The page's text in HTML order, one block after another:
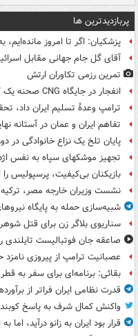
پربازدیدترین ها
پزشکیان: اگر تا امروز
آقای گل جام جهانی مقابل
تمرین رزمی تکاوران ارتش
انفجار در جایگاه CNG صحنه یک کشته و سه مصدوم برجا گذاشت
ترامپ وعدۀ تسلیم ایران داد،
تفاهم ایران و عمان در آستانه
پایان تلخ یک نزاع خانوادگی در
تجهیز موشکهای سپاه به نفس
بازیکنان بی‌کیفیت، پرسپولیس را
نشست وزیران خارجه مصر،
شبیه‌سازی حمله به پایگاه
سناریوی بلاگر زن برای قتل
صاعقه جان فوتبالیست تایلندی
عصبانیت ترامپ از پیروزی
بقائی: برنامه‌ای برای سفر به
قدرت نظامی ایران فراتر از
واکنش کمال شرف به پاسخ
قرار بود ایران به زانو درآید،